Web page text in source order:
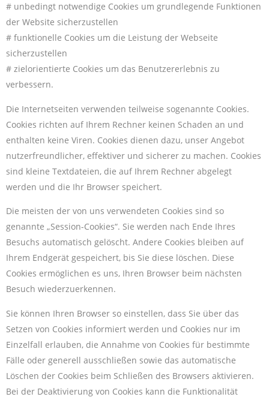
# unbedingt notwendige Cookies um grundlegende Funktionen
der Website sicherzustellen
# funktionelle Cookies um die Leistung der Webseite
sicherzustellen
# zielorientierte Cookies um das Benutzererlebnis zu
verbessern.
Die Internetseiten verwenden teilweise sogenannte Cookies.
Cookies richten auf Ihrem Rechner keinen Schaden an und
enthalten keine Viren. Cookies dienen dazu, unser Angebot
nutzerfreundlicher, effektiver und sicherer zu machen. Cookies
sind kleine Textdateien, die auf Ihrem Rechner abgelegt
werden und die Ihr Browser speichert.
Die meisten der von uns verwendeten Cookies sind so
genannte „Session-Cookies“. Sie werden nach Ende Ihres
Besuchs automatisch gelöscht. Andere Cookies bleiben auf
Ihrem Endgerät gespeichert, bis Sie diese löschen. Diese
Cookies ermöglichen es uns, Ihren Browser beim nächsten
Besuch wiederzuerkennen.
Sie können Ihren Browser so einstellen, dass Sie über das
Setzen von Cookies informiert werden und Cookies nur im
Einzelfall erlauben, die Annahme von Cookies für bestimmte
Fälle oder generell ausschließen sowie das automatische
Löschen der Cookies beim Schließen des Browsers aktivieren.
Bei der Deaktivierung von Cookies kann die Funktionalität